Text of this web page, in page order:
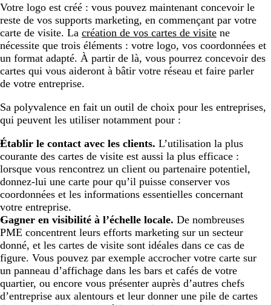
Votre logo est créé : vous pouvez maintenant concevoir le
reste de vos supports marketing, en commençant par votre
carte de visite. La création de vos cartes de visite ne
nécessite que trois éléments : votre logo, vos coordonnées et
un format adapté. À partir de là, vous pourrez concevoir des
cartes qui vous aideront à bâtir votre réseau et faire parler
de votre entreprise.
Sa polyvalence en fait un outil de choix pour les entreprises,
qui peuvent les utiliser notamment pour :
Établir le contact avec les clients. L’utilisation la plus
courante des cartes de visite est aussi la plus efficace :
lorsque vous rencontrez un client ou partenaire potentiel,
donnez-lui une carte pour qu’il puisse conserver vos
coordonnées et les informations essentielles concernant
votre entreprise.
Gagner en visibilité à l’échelle locale. De nombreuses
PME concentrent leurs efforts marketing sur un secteur
donné, et les cartes de visite sont idéales dans ce cas de
figure. Vous pouvez par exemple accrocher votre carte sur
un panneau d’affichage dans les bars et cafés de votre
quartier, ou encore vous présenter auprès d’autres chefs
d’entreprise aux alentours et leur donner une pile de cartes